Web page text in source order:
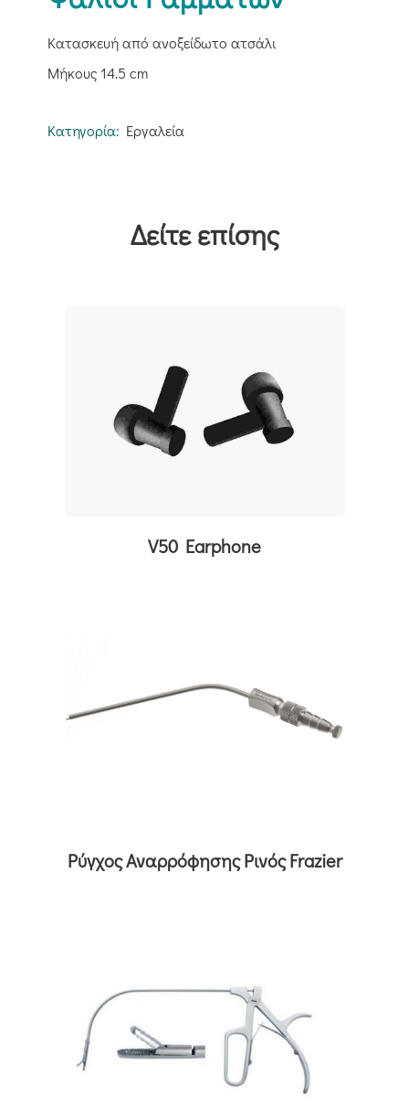
Κατασκευή από ανοξείδωτο ατσάλι
Μήκους 14.5 cm
Κατηγορία: Εργαλεία
Δείτε επίσης
V50 Earphone
Ρύγχος Αναρρόφησης Ρινός Frazier